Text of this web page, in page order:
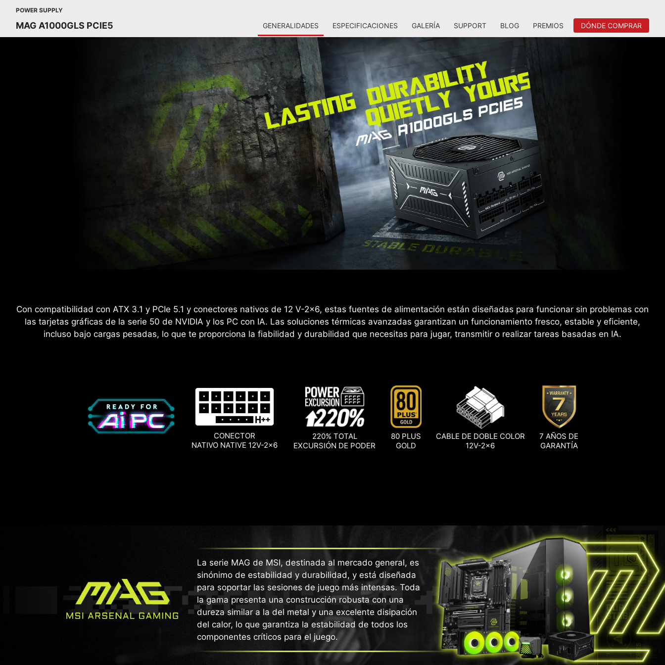
POWER SUPPLY
MAG A1000GLS PCIE5 GENERALIDADES ESPECIFICACIONES GALERÍA SUPPORT BLOG PREMIOS DÓNDE COMPRAR
Con compatibilidad con ATX 3.1 y PCIe 5.1 y conectores nativos de 12 V-2x6, estas fuentes de alimentación están diseñadas para funcionar sin problemas con
las tarjetas gráficas de la serie 50 de NVIDIA y los PC con IA. Las soluciones térmicas avanzadas garantizan un funcionamiento fresco, estable y eficiente,
incluso bajo cargas pesadas, lo que te proporciona la fiabilidad y durabilidad que necesitas para jugar, transmitir o realizar tareas basadas en IA.
CONECTOR
NATIVO NATIVE 12V-2x6
220% TOTAL
EXCURSIÓN DE PODER
80 PLUS
GOLD
CABLE DE DOBLE COLOR
12V-2x6
7 AÑOS DE
GARANTÍA
La serie MAG de MSI, destinada al mercado general, es
sinónimo de estabilidad y durabilidad, y está diseñada
para soportar las sesiones de juego más intensas. Toda
la gama presenta una construcción robusta con una
dureza similar a la del metal y una excelente disipación
del calor, lo que garantiza la estabilidad de todos los
componentes críticos para el juego.